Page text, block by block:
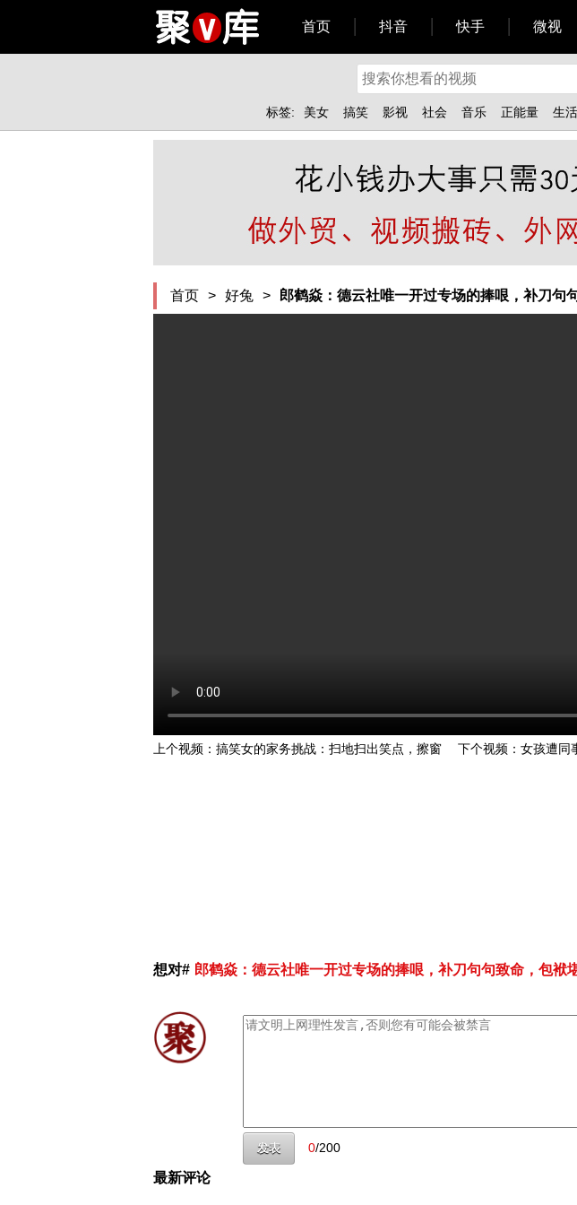
首页 抖音 快手 微视
标签: 美女 搞笑 影视 社会 音乐 正能量 生活
首页 > 好兔 > 郎鹤焱：德云社唯一开过专场的捧哏，补刀句
上个视频： 搞笑女的家务挑战：扫地扫出笑点，擦窗
下个视频： 女孩遭同
想对# 郎鹤焱：德云社唯一开过专场的捧哏，补刀句句致命，包袱
发表 0/200
最新评论